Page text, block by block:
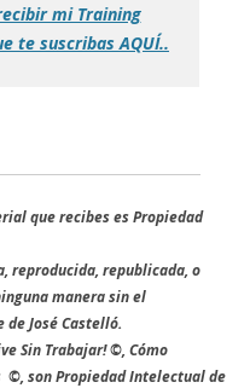
mi Training
te suscribas AQUÍ..
que recibes es Propiedad
reproducida, republicada, o
manera sin el
José Castelló.
Sin Trabajar! ©, Cómo
son Propiedad Intelectual de